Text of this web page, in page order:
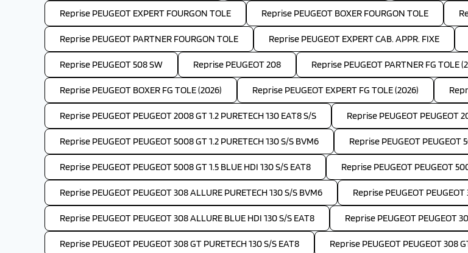
Reprise PEUGEOT EXPERT FOURGON TOLE Reprise PEUGEOT BOXER FOURGON TOLE
Reprise PEUGEOT PARTNER FOURGON TOLE Reprise PEUGEOT EXPERT CAB. APPR. FIXE
Reprise PEUGEOT 508 SW Reprise PEUGEOT 208 Reprise PEUGEOT PARTNER FG TOLE
Reprise PEUGEOT BOXER FG TOLE (2026) Reprise PEUGEOT EXPERT FG TOLE (2026)
Reprise PEUGEOT PEUGEOT 2008 GT 1.2 PURETECH 130 EAT8 S/S Reprise PEUGEOT PEUGEOT
Reprise PEUGEOT PEUGEOT 5008 GT 1.2 PURETECH 130 S/S BVM6 Reprise PEUGEOT PEUGEOT
Reprise PEUGEOT PEUGEOT 5008 GT 1.5 BLUE HDI 130 S/S EAT8 Reprise PEUGEOT PEUGEOT
Reprise PEUGEOT PEUGEOT 308 ALLURE PURETECH 130 S/S BVM6 Reprise PEUGEOT
Reprise PEUGEOT PEUGEOT 308 ALLURE BLUE HDI 130 S/S EAT8 Reprise PEUGEOT PEUGEOT
Reprise PEUGEOT PEUGEOT 308 GT PURETECH 130 S/S EAT8 Reprise PEUGEOT PEUGEOT 308